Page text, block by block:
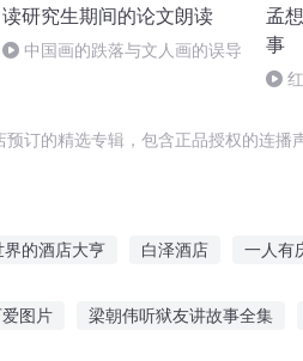
读研究生期间的论文朗读
中国画的跌落与文人画的误导
孟
事
订的精选专辑，包含正品授权的连播
界的酒店大亨 白泽酒店 一人有
图片 梁朝伟听狱友讲故事全集